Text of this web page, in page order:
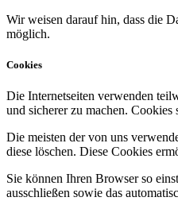
Wir weisen darauf hin, dass die
möglich.
Cookies
Die Internetseiten verwenden
und sicherer zu machen.
Die meisten der von uns
diese löschen. Diese Cookies
Sie können Ihren Browser so
ausschließen sowie das